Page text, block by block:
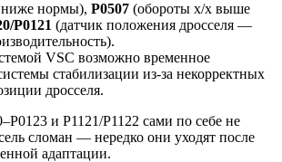
нормы), P0507 (обороты х/х выше
P0121 (датчик положения дросселя —
VSC возможно временное
стабилизации из-за некорректных
дросселя.
и P1121/P1122 сами по себе не
сломан — нередко они уходят после
адаптации.